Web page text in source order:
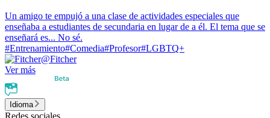
Un amigo te empujó a una clase de actividades especiales que
enseñaba a estudiantes de secundaria en lugar de a él. El tema que se
enseñará es... No sé.
#Entrenamiento#Comedia#Profesor#LGBTQ+
@Fitcher
Ver más
Idioma